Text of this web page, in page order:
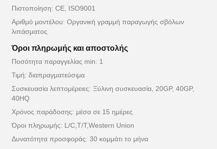
Πιστοποίηση: CE, ISO9001
Αριθμό μοντέλου: Οργανική γραμμή παραγωγής σβόλων
λιπάσματος
Όροι πληρωμής και αποστολής
Ποσότητα παραγγελίας min: 1
Τιμή: διαπραγματεύσιμα
Συσκευασία λεπτομέρειες: Ξύλινη συσκευασία, 20GP, 40GP,
40HQ
Χρόνος παράδοσης: μέσα σε 15 ημέρες
Όροι πληρωμής: L/C,T/T,Western Union
Δυνατότητα προσφοράς: 30 κομμάτι το μήνα